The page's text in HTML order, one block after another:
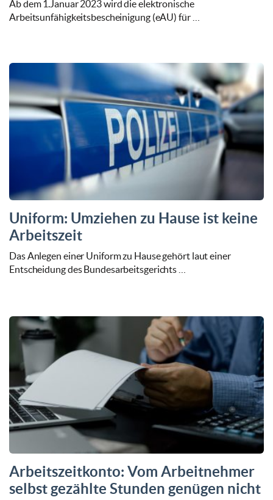
Ab dem 1.Januar 2023 wird die elektronische
Arbeitsunfähigkeitsbescheinigung (eAU) für …
Uniform: Umziehen zu Hause ist keine
Arbeitszeit
Das Anlegen einer Uniform zu Hause gehört laut einer
Entscheidung des Bundesarbeitsgerichts …
Arbeitszeitkonto: Vom Arbeitnehmer
selbst gezählte Stunden genügen nicht